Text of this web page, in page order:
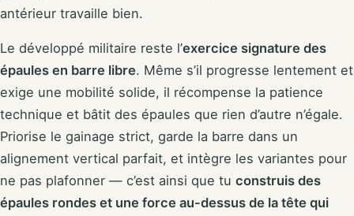
antérieur travaille bien.
Le développé militaire reste l’exercice signature des
épaules en barre libre. Même s’il progresse lentement et
exige une mobilité solide, il récompense la patience
technique et bâtit des épaules que rien d’autre n’égale.
Priorise le gainage strict, garde la barre dans un
alignement vertical parfait, et intègre les variantes pour
ne pas plafonner — c’est ainsi que tu construis des
épaules rondes et une force au-dessus de la tête qui